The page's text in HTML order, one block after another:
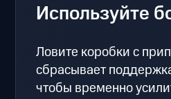
Используйте
Ловите коробки с
сбрасывает
чтобы временно